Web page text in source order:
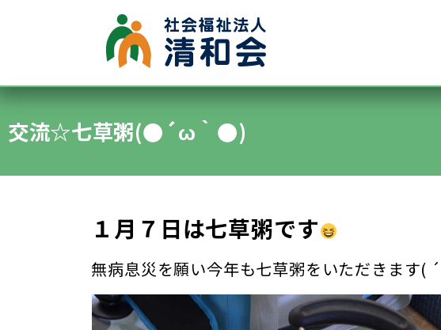
●グループホーム ●小規模
●施設内保育所
●特別養護老人ホーム清水ヶ丘 ●ショー
交流☆七草粥(●´ω｀●)
１月７日は七草粥です
無病息災を願い今年も七草粥をいただきます(